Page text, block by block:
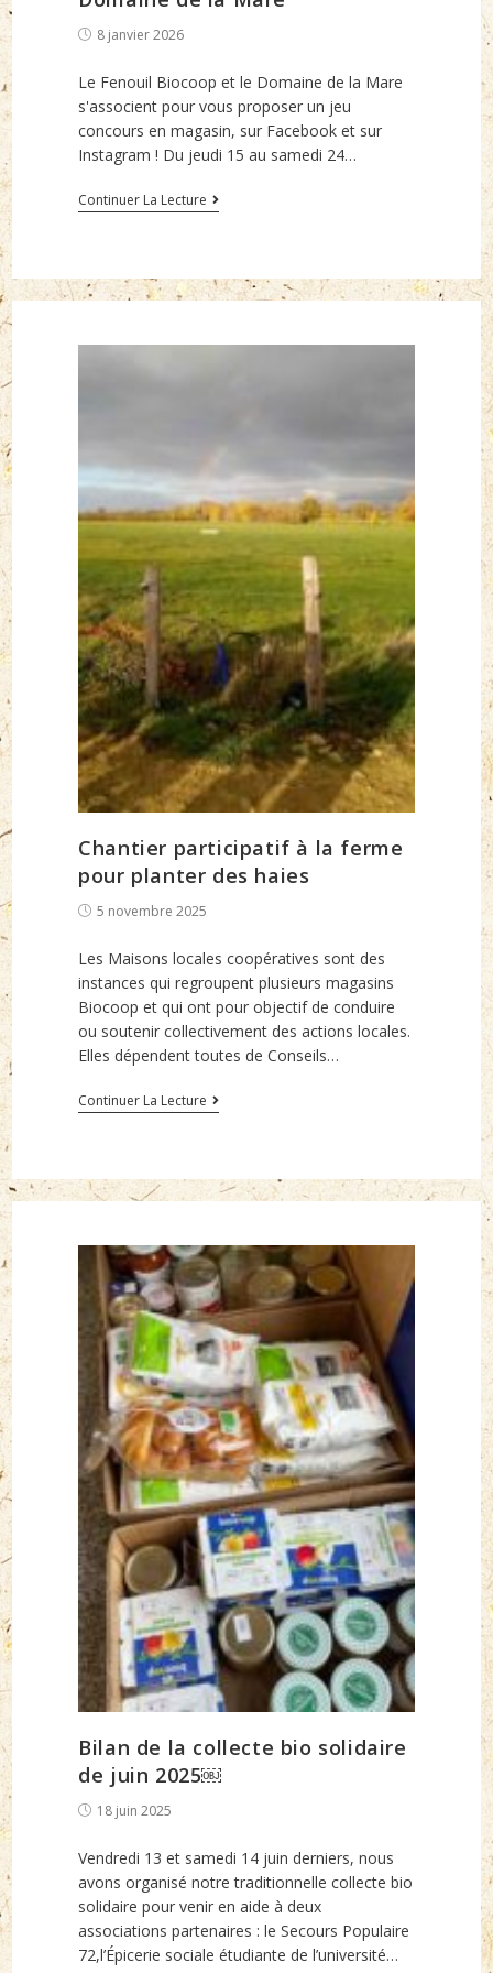
Post8 janvier 2026
Le Fenouil Biocoop et le Domaine de la Mare
s'associent pour vous proposer un jeu
concours en magasin, sur Facebook et sur
Instagram ! Du jeudi 15 au samedi 24…
Continuer La Lecture
Gagnez
guidée
Chantier participatif à la ferme
pour planter des haies
Post5 novembre 2025
Les Maisons locales coopératives sont des
instances qui regroupent plusieurs magasins
Biocoop et qui ont pour objectif de conduire
ou soutenir collectivement des actions locales.
Elles dépendent toutes de Conseils…
Continuer La Lecture
Chantier
la
ferme
planter
des
haies
Bilan de la collecte bio solidaire
de juin 2025￼
Post18 juin 2025
Vendredi 13 et samedi 14 juin derniers, nous
avons organisé notre traditionnelle collecte bio
solidaire pour venir en aide à deux
associations partenaires : le Secours Populaire
72,l’Épicerie sociale étudiante de l’université…